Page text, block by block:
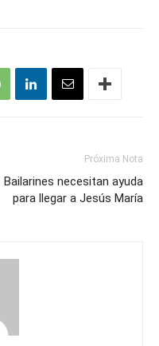
Próxima Nota
Bailarines necesitan ayuda
para llegar a Jesús María